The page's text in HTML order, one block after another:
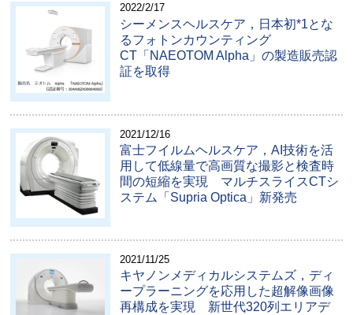
2022/2/17
シーメンスヘルスケア，日本初*1とな
るフォトンカウンティング
CT「NAEOTOM Alpha」の製造販売認
証を取得
2021/12/16
富士フイルムヘルスケア，AI技術を活
用して低線量で高画質な撮影と検査時
間の短縮を実現 マルチスライスCTシ
ステム「Supria Optica」新発売
2021/11/25
キヤノンメディカルシステムズ，ディ
ープラーニングを応用した超解像画像
再構成を実現 新世代320列エリアデ